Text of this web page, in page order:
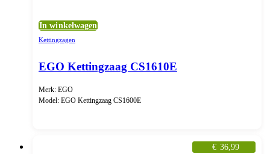
In winkelwagen
Kettingzagen
EGO Kettingzaag CS1610E
Merk: EGO
Model: EGO Kettingzaag CS1600E
€ 36,99